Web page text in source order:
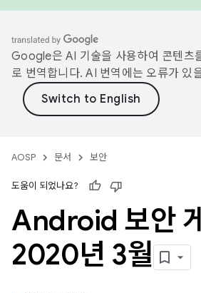
Google은 AI 기술을 사용하여 콘텐츠
로 번역합니다. AI 번역에는 오류가 있
AOSP 문서 보안
도움이 되었나요?
Android 보안
2020년 3월